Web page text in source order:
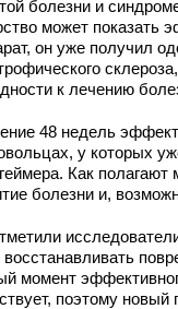
болезни и
может показать
он уже получил
к лечению
48 недель
у которых
Как полагают
болезни и,
момент
поэтому